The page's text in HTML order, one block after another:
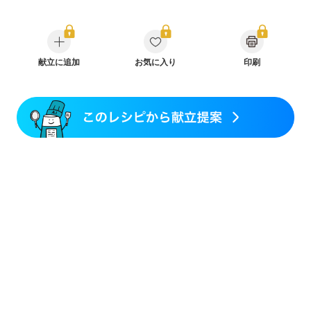
糖尿病性腎症（第２期）
糖尿病性腎症（第３期）
CKD（ステージ１）
CKD（ステージ２）
CKD（ステージ３a）
乳がん（抗がん剤治療中）
産後（母乳）
骨粗しょう症
関節リウマチ
乾癬
フレイル（年齢に合わせた体作り）
献立に追加 お気に入り 印刷